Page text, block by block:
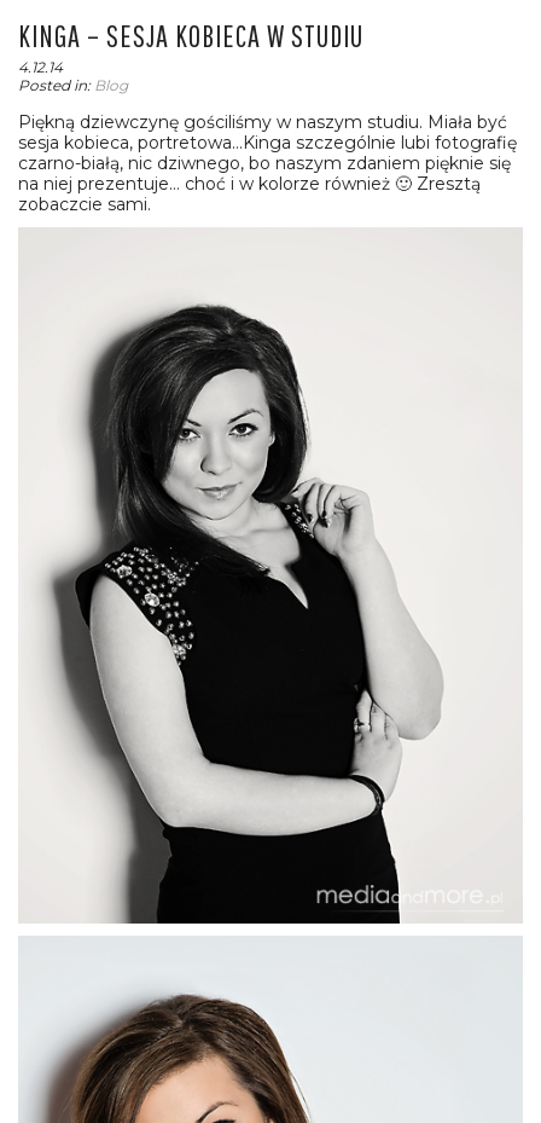
KINGA – SESJA KOBIECA W STUDIU
4.12.14
Posted in: Blog
Piękną dziewczynę gościliśmy w naszym studiu. Miała być
sesja kobieca, portretowa…Kinga szczególnie lubi fotografię
czarno-białą, nic dziwnego, bo naszym zdaniem pięknie się
na niej prezentuje… choć i w kolorze również 🙂 Zresztą
zobaczcie sami.